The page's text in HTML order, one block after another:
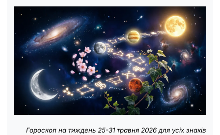
Гороскоп на тиждень 25-31 травня 2026 для усіх знаків